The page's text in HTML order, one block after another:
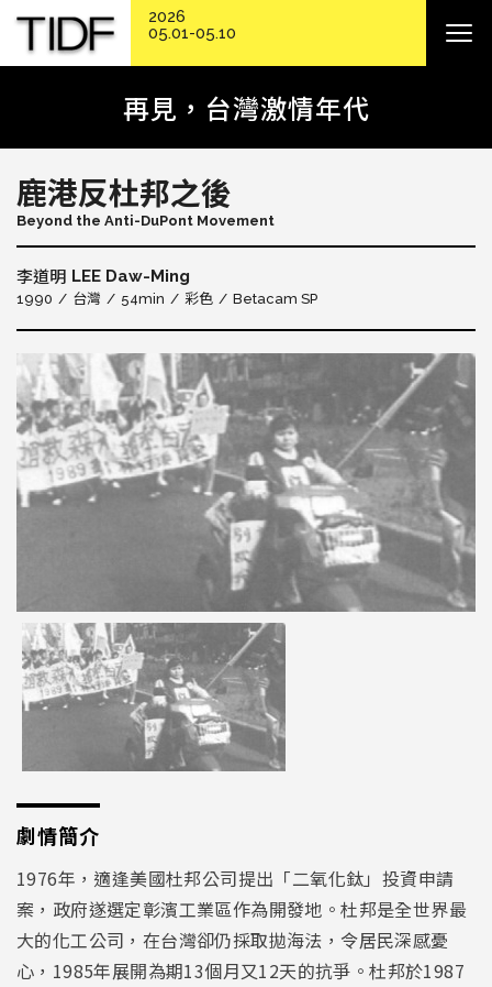
再見，台灣激情年代
鹿港反杜邦之後
Beyond the Anti-DuPont Movement
李道明 LEE Daw-Ming
1990 台灣 54min 彩色 Betacam SP
劇情簡介
1976年，適逢美國杜邦公司提出「二氧化鈦」投資申請
案，政府遂選定彰濱工業區作為開發地。杜邦是全世界最
大的化工公司，在台灣卻仍採取拋海法，令居民深感憂
心，1985年展開為期13個月又12天的抗爭。杜邦於1987
2026
05.01-05.10